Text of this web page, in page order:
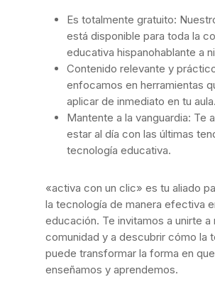
Es totalmente gratuito:
está disponible para toda la
educativa hispanohablante a
Contenido relevante y
enfocamos en herramientas
aplicar de inmediato en tu aula.
Mantente a la vanguardia: Te
estar al día con las últimas
tecnología educativa.
«activa con un clic» es tu aliado
la tecnología de manera efectiva
educación. Te invitamos a unirte a
comunidad y a descubrir cómo la
puede transformar la forma en que
enseñamos y aprendemos.